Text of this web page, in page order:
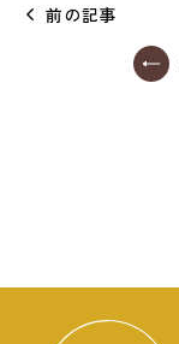
前の記事